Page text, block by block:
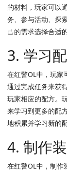
的材料，玩家可以
务、参与活动、探
己的需求选择合适
3. 学习
在红警OL中，玩家
通过完成任务来获
玩家相应的配方。
来学习到更多的配
地积累并学习新的
4. 制作
在红警OL中，制作